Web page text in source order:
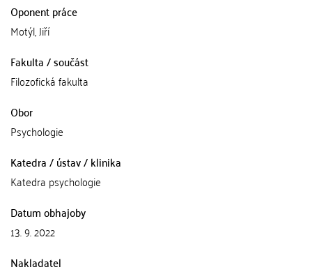
Oponent práce
Motýl, Jiří
Fakulta / součást
Filozofická fakulta
Obor
Psychologie
Katedra / ústav / klinika
Katedra psychologie
Datum obhajoby
13. 9. 2022
Nakladatel